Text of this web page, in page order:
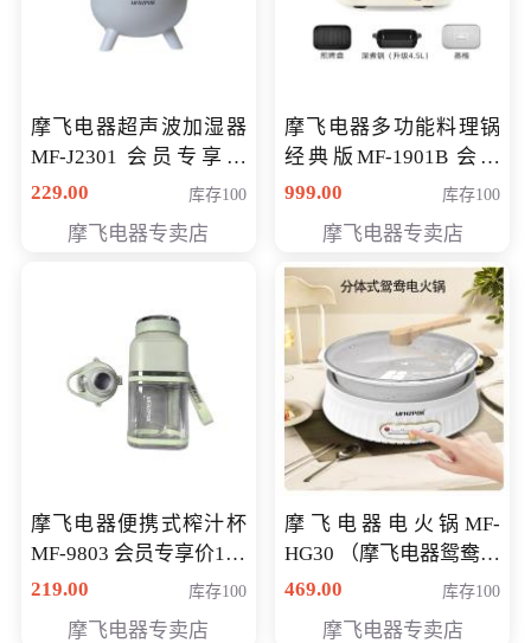
摩飞电器超声波加湿器
MF-J2301 会员专享价
168元
229.00 库存100
摩飞电器专卖店
摩飞电器多功能料理锅
经典版MF-1901B 会员
专享价399元
999.00 库存100
摩飞电器专卖店
摩飞电器便携式榨汁杯
MF-9803 会员专享价138
元
219.00 库存100
摩飞电器专卖店
摩飞电器电火锅MF-
HG30 （摩飞电器鸳鸯锅
MF-HG30 ） 会员专享价
469.00 库存100
摩飞电器专卖店